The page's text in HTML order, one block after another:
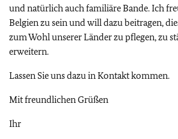
und natürlich auch familiäre Bande. Ich
Belgien zu sein und will dazu beitragen,
zum Wohl unserer Länder zu pflegen, zu
erweitern.
Lassen Sie uns dazu in Kontakt kommen.
Mit freundlichen Grüßen
Ihr